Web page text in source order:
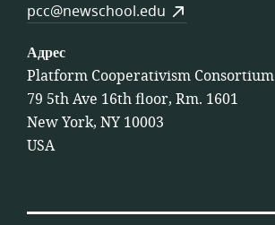
pcc@newschool.edu
Адрес
Platform Cooperativism Consortium
79 5th Ave 16th floor, Rm. 1601
New York, NY 10003
USA